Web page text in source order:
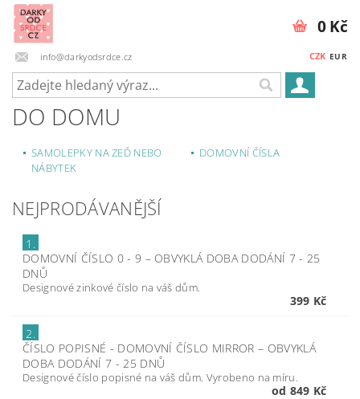
info@darkyodsrdce.cz CZK EUR
0 Kč
DO DOMU
SAMOLEPKY NA ZEĎ NEBO
NÁBYTEK
DOMOVNÍ ČÍSLA
NEJPRODÁVANĚJŠÍ
1.
DOMOVNÍ ČÍSLO 0 - 9 – OBVYKLÁ DOBA DODÁNÍ 7 - 25
DNŮ
Designové zinkové číslo na váš dům.
399 Kč
2.
ČÍSLO POPISNÉ - DOMOVNÍ ČÍSLO MIRROR – OBVYKLÁ
DOBA DODÁNÍ 7 - 25 DNŮ
Designové číslo popisné na váš dům. Vyrobeno na míru.
od 849 Kč